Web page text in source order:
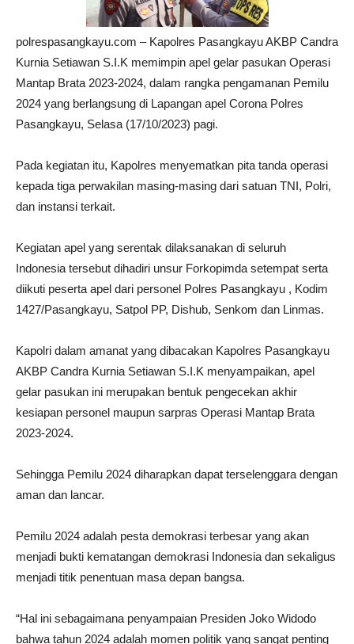
polrespasangkayu.com – Kapolres Pasangkayu AKBP Candra
Kurnia Setiawan S.I.K memimpin apel gelar pasukan Operasi
Mantap Brata 2023-2024, dalam rangka pengamanan Pemilu
2024 yang berlangsung di Lapangan apel Corona Polres
Pasangkayu, Selasa (17/10/2023) pagi.
Pada kegiatan itu, Kapolres menyematkan pita tanda operasi
kepada tiga perwakilan masing-masing dari satuan TNI, Polri,
dan instansi terkait.
Kegiatan apel yang serentak dilaksanakan di seluruh
Indonesia tersebut dihadiri unsur Forkopimda setempat serta
diikuti peserta apel dari personel Polres Pasangkayu , Kodim
1427/Pasangkayu, Satpol PP, Dishub, Senkom dan Linmas.
Kapolri dalam amanat yang dibacakan Kapolres Pasangkayu
AKBP Candra Kurnia Setiawan S.I.K menyampaikan, apel
gelar pasukan ini merupakan bentuk pengecekan akhir
kesiapan personel maupun sarpras Operasi Mantap Brata
2023-2024.
Sehingga Pemilu 2024 diharapkan dapat terselenggara dengan
aman dan lancar.
Pemilu 2024 adalah pesta demokrasi terbesar yang akan
menjadi bukti kematangan demokrasi Indonesia dan sekaligus
menjadi titik penentuan masa depan bangsa.
“Hal ini sebagaimana penyampaian Presiden Joko Widodo
bahwa tahun 2024 adalah momen politik yang sangat penting